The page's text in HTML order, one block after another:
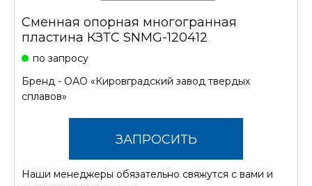
Сменная опорная многогранная
пластина КЗТС SNMG-120412
по запросу
Бренд - ОАО «Кировградский завод твердых
сплавов»
ЗАПРОСИТЬ
СТОИМОСТЬ
Наши менеджеры обязательно свяжутся с вами и